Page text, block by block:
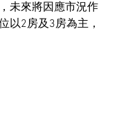
未來將因應市況作
以2房及3房為主，